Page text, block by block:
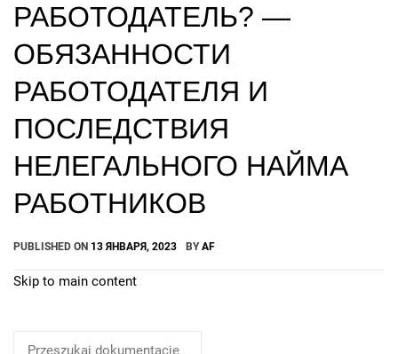
РАБОТОДАТЕЛЬ? —
ОБЯЗАННОСТИ
РАБОТОДАТЕЛЯ И
ПОСЛЕДСТВИЯ
НЕЛЕГАЛЬНОГО НАЙМА
РАБОТНИКОВ
PUBLISHED ON 13 ЯНВАРЯ, 2023 BYAF
Skip to main content